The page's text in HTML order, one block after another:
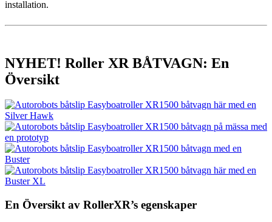
installation.
NYHET! Roller XR BÅTVAGN: En
Översikt
En Översikt av RollerXR’s egenskaper